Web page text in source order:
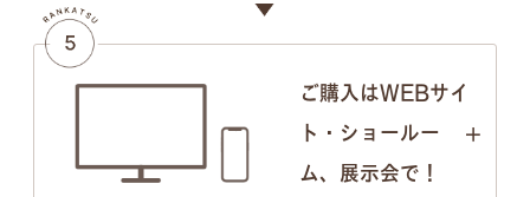
ご購入はWEBサイ
ト・ショールー
ム、展示会で！